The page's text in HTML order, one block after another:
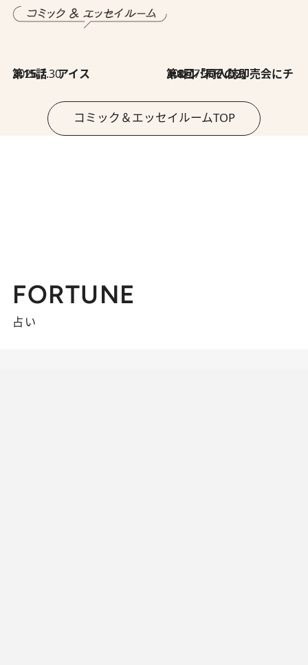
2026.7.30
第15話 アイス 2026.7.30
第8回「同人誌即売会にチャレンジ その2」
コミック＆エッセイルームTOP
FORTUNE
占い